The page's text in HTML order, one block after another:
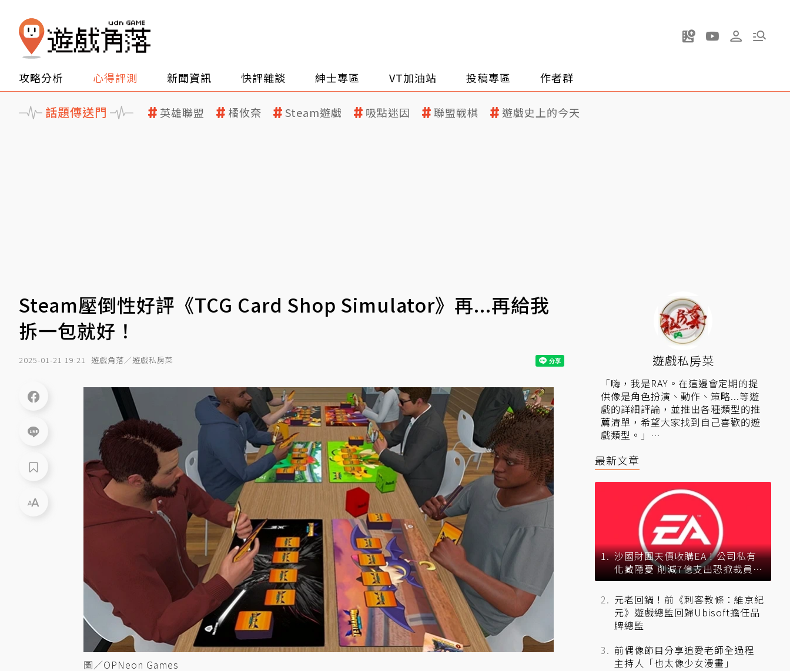
攻略分析 心得評測 新聞資訊 快評雜談 紳士專區 VT加油站 投稿專區 作者群
話題傳送門 英雄聯盟 橘攸奈 Steam遊戲 吸點迷因 聯盟戰棋 遊戲史上的今天
Steam壓倒性好評《TCG Card Shop Simulator》再...再給我
拆一包就好！
2025-01-21 19:21 遊戲角落／遊戲私房菜
圖／OPNeon Games
遊戲私房菜
「嗨，我是RAY。在這邊會定期的提
供像是角色扮演、動作、策略...等遊
戲的詳細評論，並推出各種類型的推
薦清單，希望大家找到自己喜歡的遊
戲類型。」
房菜」
最新文章
沙國財團天價收購EA！公司私有
化藏隱憂 削減7億支出恐掀裁員風
暴？
元老回鍋！前《刺客教條：維京紀
元》遊戲總監回歸Ubisoft擔任品
牌總監
前偶像節目分享追愛老師全過程
主持人「也太像少女漫畫」